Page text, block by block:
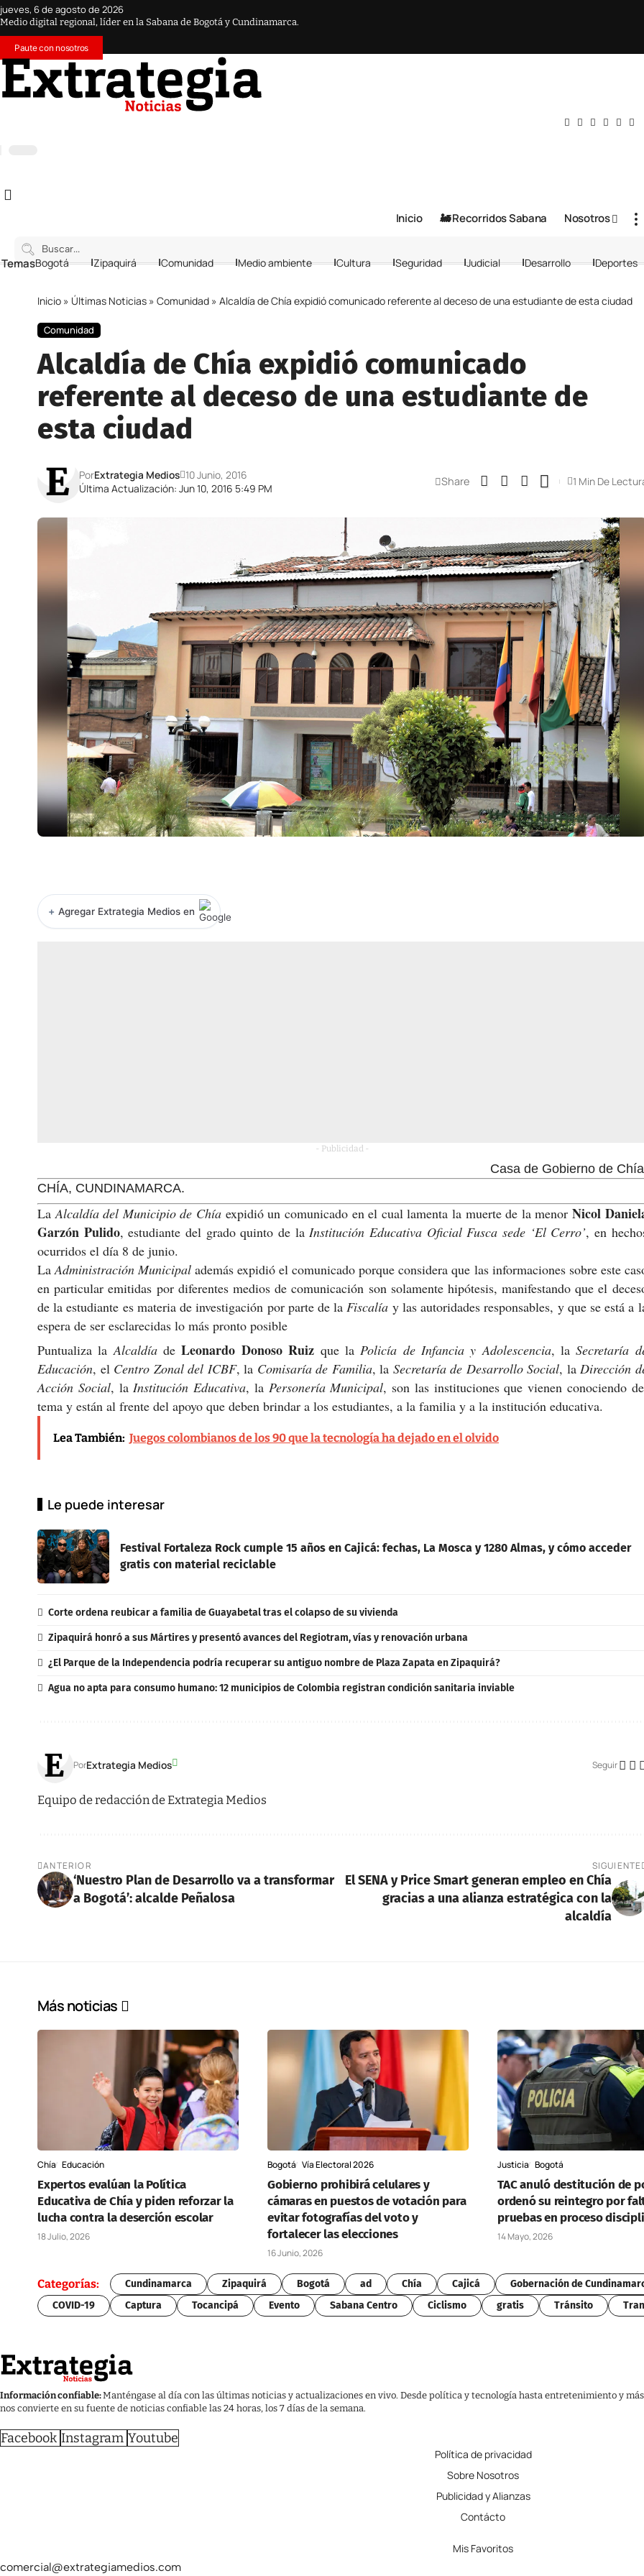
jueves, 6 de agosto de 2026
Medio digital regional, líder en la Sabana de Bogotá y Cundinamarca.
Paute con nosotros
Inicio 🚂 Recorridos Sabana Nosotros
Bogotá Zipaquirá Comunidad Medio ambiente Cultura Seguridad Judicial Desarrollo Deportes
Inicio » Últimas Noticias » Comunidad » Alcaldía de Chía expidió comunicado referente al deceso de una estudiante de esta ciudad
Comunidad
Alcaldía de Chía expidió comunicado
referente al deceso de una estudiante de
esta ciudad
Última Actualización: Jun 10, 2016 5:49 PM
PorExtrategia Medios 10 Junio, 2016 Share 1 Min De
+ Agregar Extrategia Medios en
- Publicidad -
Casa de Gobierno de
CHÍA, CUNDINAMARCA.
La Alcaldía del Municipio de Chía expidió un comunicado en el cual lamenta la muerte de la menorNicol
Garzón Pulido, estudiante del grado quinto de la Institución Educativa Oficial Fusca sede ‘El Cerro’, en
ocurridos el día 8 de junio.
LaAdministración Municipalademás expidió el comunicado porque considera que las informaciones sobre este
en particular emitidas por diferentes medios de comunicación son solamente hipótesis, manifestando que el
de la estudiante es materia de investigación por parte de la Fiscalía y las autoridades responsables, y que se está a
espera de ser esclarecidas lo más pronto posible
Puntualiza la AlcaldíadeLeonardo Donoso Ruiz que la Policía de Infancia y Adolescencia, laSecretaría
Educación, el Centro Zonal del ICBF, la Comisaría de Familia, la Secretaría de Desarrollo Social, la Dirección
Acción Social, la Institución Educativa, la Personería Municipal, son las instituciones que vienen conociendo
tema y están al frente del apoyo que deben brindar a los estudiantes, a la familia y a la institución educativa.
Lea También: Juegos colombianos de los 90 que la tecnología ha dejado en el olvido
Le puede interesar
Festival Fortaleza Rock cumple 15 años en Cajicá: fechas, La Mosca y 1280 Almas, y cómo acceder
gratis con material reciclable
Corte ordena reubicar a familia de Guayabetal tras el colapso de su vivienda
Zipaquirá honró a sus Mártires y presentó avances del Regiotram, vías y renovación urbana
¿El Parque de la Independencia podría recuperar su antiguo nombre de Plaza Zapata en Zipaquirá?
Agua no apta para consumo humano: 12 municipios de Colombia registran condición sanitaria inviable
PorExtrategia Medios Seguir
Equipo de redacción de Extrategia Medios
ANTERIOR
‘Nuestro Plan de Desarrollo va a transformar
a Bogotá’: alcalde Peñalosa
SIGUIENTE
El SENA y Price Smart generan empleo en Chía
gracias a una alianza estratégica con la
alcaldía
Más noticias
Chía Educación
Expertos evalúan la Política
Educativa de Chía y piden reforzar la
lucha contra la deserción escolar
18 Julio, 2026
Bogotá Vía Electoral 2026
Gobierno prohibirá celulares y
cámaras en puestos de votación para
evitar fotografías del voto y
fortalecer las elecciones
16 Junio, 2026
Justicia Bogotá
TAC anuló destitución de
ordenó su reintegro por
pruebas en proceso
14 Mayo, 2026
Categorías: Cundinamarca Zipaquirá Bogotá ad Chía Cajicá Gobernación de
COVID-19
Captura Tocancipá Evento Sabana Centro Ciclismo gratis Tránsito
Información confiable:Manténgase al día con las últimas noticias y actualizaciones en vivo. Desde política y tecnología hasta entretenimiento y
nos convierte en su fuente de noticias confiable las 24 horas, los 7 días de la semana.
Facebook Instagram Youtube
Política de privacidad
Sobre Nosotros
Publicidad y Alianzas
Contácto
Mis Favoritos
comercial@extrategiamedios.com